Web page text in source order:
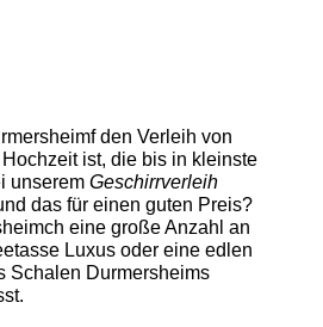
den Verleih von
ist, die bis in kleinste
unserem Geschirrverleih
das für einen guten Preis?
eine große Anzahl an
Luxus oder eine edlen
Schalen Durmersheims